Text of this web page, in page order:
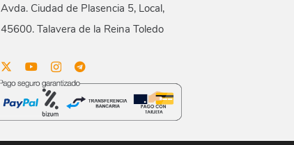
Avda. Ciudad de Plasencia 5, Local,
45600. Talavera de la Reina Toledo